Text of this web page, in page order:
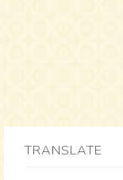
TRANSLATE